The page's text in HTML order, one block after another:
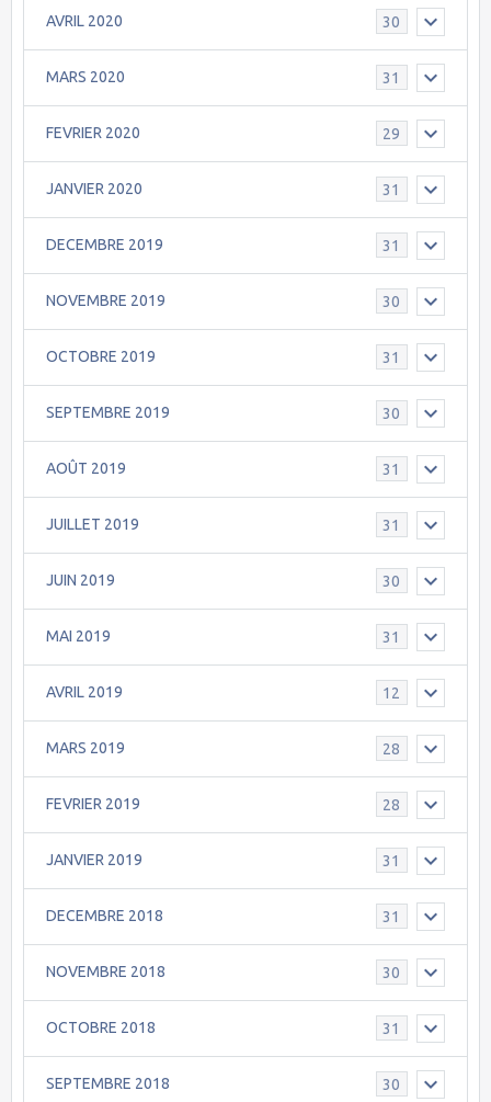
AVRIL 2020 30
MARS 2020 31
FEVRIER 2020 29
JANVIER 2020 31
DECEMBRE 2019 31
NOVEMBRE 2019 30
OCTOBRE 2019 31
SEPTEMBRE 2019 30
AOÛT 2019 31
JUILLET 2019 31
JUIN 2019 30
MAI 2019 31
AVRIL 2019 12
MARS 2019 28
FEVRIER 2019 28
JANVIER 2019 31
DECEMBRE 2018 31
NOVEMBRE 2018 30
OCTOBRE 2018 31
SEPTEMBRE 2018 30